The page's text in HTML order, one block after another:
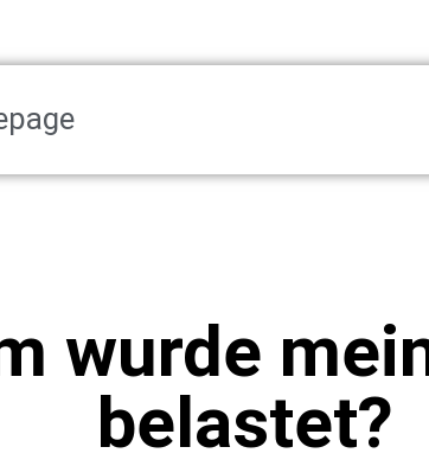
wurde
belastet?